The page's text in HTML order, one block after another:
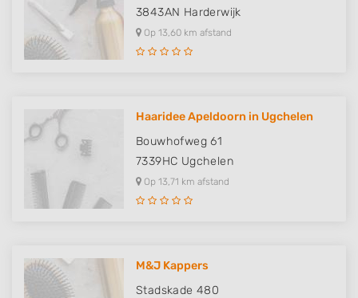
3843AN Harderwijk
Op 13,60 km afstand
Haaridee Apeldoorn in Ugchelen
Bouwhofweg 61
7339HC Ugchelen
Op 13,71 km afstand
M&J Kappers
Stadskade 480